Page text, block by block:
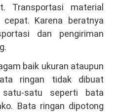
Transportasi material
Karena beratnya
dan pengiriman
baik ukuran ataupun
ringan tidak dibuat
satu-satu seperti bata
Bata ringan dipotong